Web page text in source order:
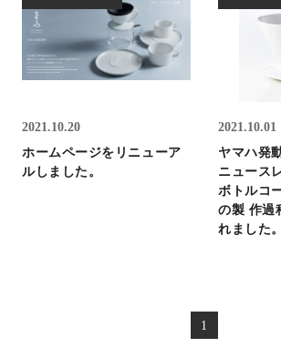
2021.10.20
ホームページをリニューア
ルしました。
2021.10.01
ヤマハ発
ニュース
ボトルコ
の製 作過
れました。
1